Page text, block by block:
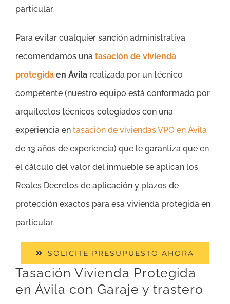
particular.
Para evitar cualquier sanción administrativa
recomendamos una tasación de vivienda
protegida en Ávila realizada por un técnico
competente (nuestro equipo está conformado por
arquitectos técnicos colegiados con una
experiencia en tasación de viviendas VPO en Ávila
de 13 años de experiencia) que le garantiza que en
el cálculo del valor del inmueble se aplican los
Reales Decretos de aplicación y plazos de
protección exactos para esa vivienda protegida en
particular.
SOLICITE PRESUPUESTO AHORA
Tasación Vivienda Protegida
en Ávila con Garaje y trastero